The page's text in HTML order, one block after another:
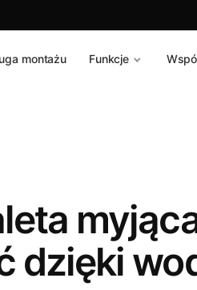
montażu Funkcje
dzięki